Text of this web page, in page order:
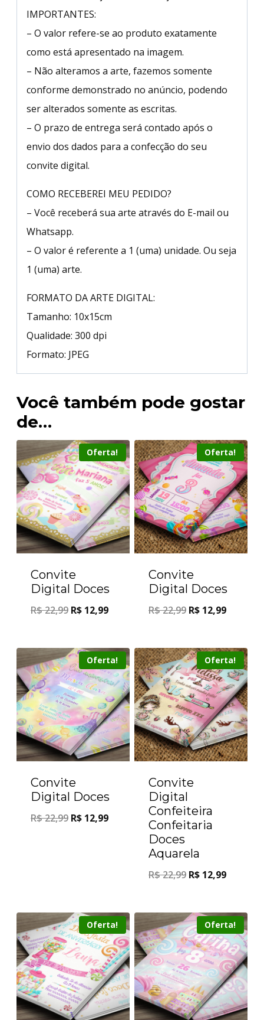
IMPORTANTES:
– O valor refere-se ao produto exatamente
como está apresentado na imagem.
– Não alteramos a arte, fazemos somente
conforme demonstrado no anúncio, podendo
ser alterados somente as escritas.
– O prazo de entrega será contado após o
envio dos dados para a confecção do seu
convite digital.
COMO RECEBEREI MEU PEDIDO?
– Você receberá sua arte através do E-mail ou
Whatsapp.
– O valor é referente a 1 (uma) unidade. Ou seja
1 (uma) arte.
FORMATO DA ARTE DIGITAL:
Tamanho: 10x15cm
Qualidade: 300 dpi
Formato: JPEG
Você também pode gostar
de…
Oferta!
Convite
Digital Doces
R$22,99 R$ 12,99
Oferta!
Convite
Digital Doces
R$22,99 R$ 12,99
Oferta!
Convite
Digital Doces
R$22,99 R$ 12,99
Oferta!
Convite
Digital
Confeiteira
Confeitaria
Doces
Aquarela
R$22,99 R$ 12,99
Oferta! Oferta!